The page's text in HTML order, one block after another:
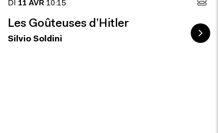
DI 11 AVR 10:15
Les Goûteuses d’Hitler
Silvio Soldini